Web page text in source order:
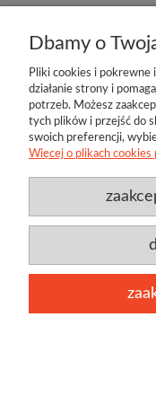
Polityka
Dbamy o
Pliki cookies i pokrewne
działanie strony i
potrzeb. Możesz
tych plików i przejść do
swoich preferencji,
Więcej o plikach